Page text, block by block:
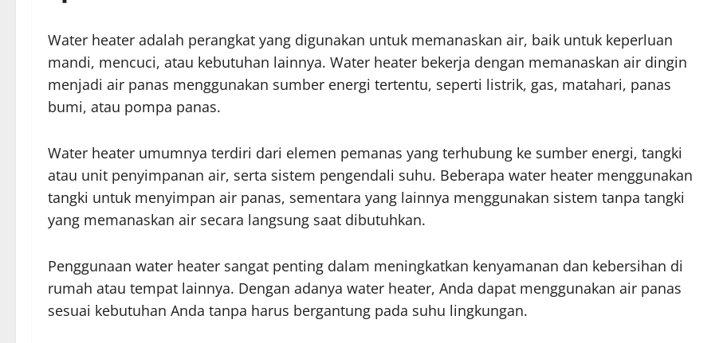
Water heater adalah perangkat yang digunakan untuk memanaskan air, baik untuk keperluan
mandi, mencuci, atau kebutuhan lainnya. Water heater bekerja dengan memanaskan air dingin
menjadi air panas menggunakan sumber energi tertentu, seperti listrik, gas, matahari, panas
bumi, atau pompa panas.
Water heater umumnya terdiri dari elemen pemanas yang terhubung ke sumber energi, tangki
atau unit penyimpanan air, serta sistem pengendali suhu. Beberapa water heater menggunakan
tangki untuk menyimpan air panas, sementara yang lainnya menggunakan sistem tanpa tangki
yang memanaskan air secara langsung saat dibutuhkan.
Penggunaan water heater sangat penting dalam meningkatkan kenyamanan dan kebersihan di
rumah atau tempat lainnya. Dengan adanya water heater, Anda dapat menggunakan air panas
sesuai kebutuhan Anda tanpa harus bergantung pada suhu lingkungan.